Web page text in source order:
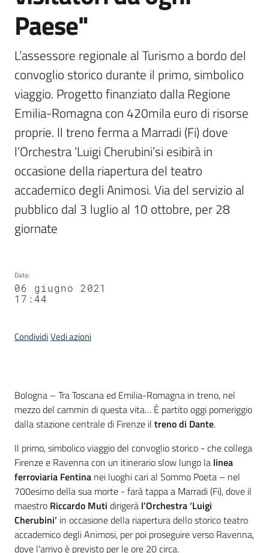
Paese"
L’assessore regionale al Turismo a bordo del
convoglio storico durante il primo, simbolico
viaggio. Progetto finanziato dalla Regione
Emilia-Romagna con 420mila euro di risorse
proprie. Il treno ferma a Marradi (Fi) dove
l’Orchestra ‘Luigi Cherubini’si esibirà in
occasione della riapertura del teatro
accademico degli Animosi. Via del servizio al
pubblico dal 3 luglio al 10 ottobre, per 28
giornate
Data:
06 giugno 2021
17:44
CondividiVedi azioni
Contenuto
Bologna – Tra Toscana ed Emilia-Romagna in treno, nel
mezzo del cammin di questa vita… È partito oggi pomeriggio
dalla stazione centrale di Firenze il treno di Dante.
Il primo, simbolico viaggio del convoglio storico - che collega
Firenze e Ravenna con un itinerario slow lungo la linea
ferroviaria Fentina nei luoghi cari al Sommo Poeta – nel
700esimo della sua morte - farà tappa a Marradi (Fi), dove il
maestro Riccardo Muti dirigerà l’Orchestra ‘Luigi
Cherubini’ in occasione della riapertura dello storico teatro
accademico degli Animosi, per poi proseguire verso Ravenna,
dove l’arrivo è previsto per le ore 20 circa.